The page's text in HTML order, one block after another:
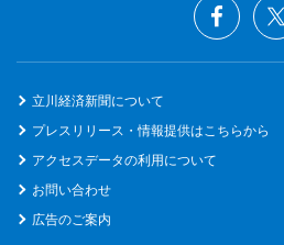
立川経済新聞について
プレスリリース・情報提供はこちらから
アクセスデータの利用について
お問い合わせ
広告のご案内